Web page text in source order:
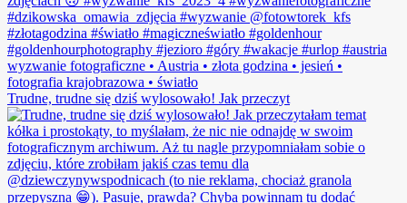
Trudne, trudne się dziś wylosowało! Jak przeczyt